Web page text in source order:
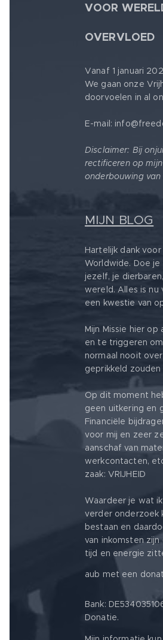
VOOR
OVERVLOED
Vanaf 1 januari
We gaan onze
doorvoelen in al
E-mail:
Disclaimer: Bij
rectificeren op
onderbouwing
MIJN BLOG
Hartelijk dank
Worldwide. Doe
jezelf, je
wereld. Alles is
een kwestie van
Mijn Missie hier
en te triggeren
normaal nooit
geprikkeld
Op dit moment
geen uitkering en
Financiële
voor mij en zeer
aanschaf van
werkcontacten,
zaak: VRIJHEID ❤️
Waardeer je wat
verder onderzoek
bestaan en
van inkomsten
tijd en energie
aub met een
Bank:
Donatie.